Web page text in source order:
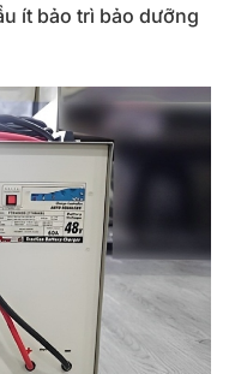
ít bảo trì bảo dưỡng